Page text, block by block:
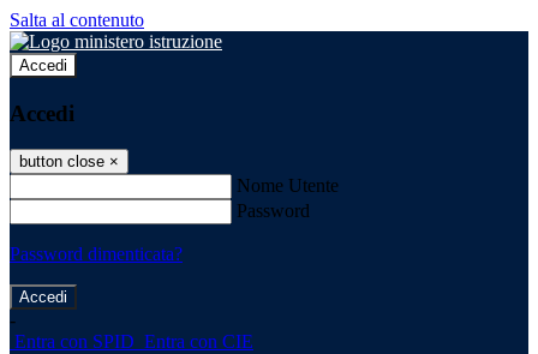
Salta al contenuto
Accedi
Accedi
button close ×
Nome Utente
Password
Password dimenticata?
-
Entra con SPID Entra con CIE